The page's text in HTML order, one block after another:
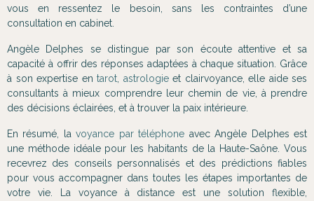
vous en ressentez le besoin, sans les contraintes d’une
consultation en cabinet.
Angèle Delphes se distingue par son écoute attentive et sa
capacité à offrir des réponses adaptées à chaque situation. Grâce
à son expertise en tarot astrologieet clairvoyance, elle aide ses
consultants à mieux comprendre leur chemin de vie, à prendre
des décisions éclairées, et à trouver la paix intérieure.
En résumé, lavoyance par téléphone avec Angèle Delphes est
une méthode idéale pour les habitants de la Haute-Saône. Vous
recevrez des conseils personnalisés et des prédictions fiables
pour vous accompagner dans toutes les étapes importantes de
votre vie. La voyance à distance est une solution flexible,